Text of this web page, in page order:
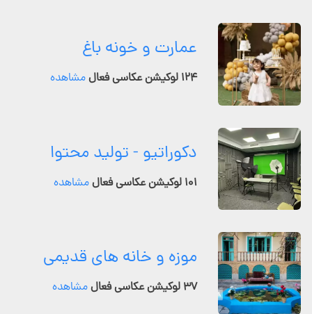
عمارت و خونه باغ
۱۲۴ لوکیشن عکاسی فعال مشاهده
دکوراتیو - تولید محتوا
۱۰۱ لوکیشن عکاسی فعال مشاهده
موزه و خانه های قدیمی
۳۷ لوکیشن عکاسی فعال مشاهده